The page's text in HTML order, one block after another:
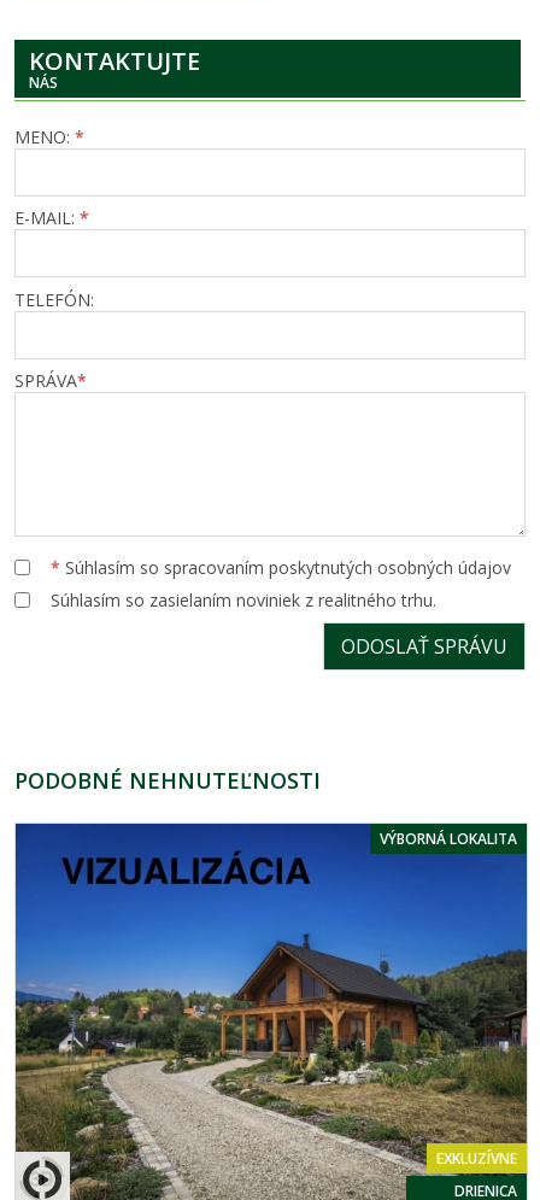
KONTAKTUJTE
NÁS
MENO: *
E-MAIL: *
TELEFÓN:
SPRÁVA*
* Súhlasím so spracovaním poskytnutých osobných údajov
Súhlasím so zasielaním noviniek z realitného trhu.
PODOBNÉ NEHNUTEĽNOSTI
VÝBORNÁ LOKALITA
EXKLUZÍVNE
DRIENICA